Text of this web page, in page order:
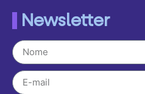
Newsletter